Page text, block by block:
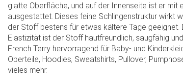
glatte Oberfläche, und auf der Innenseite ist er mit
ausgestattet. Dieses feine Schlingenstruktur wirkt
der Stoff bestens für etwas kältere Tage geeignet.
Elastizität ist der Stoff hautfreundlich, saugfähig
French Terry hervorragend für Baby- und
Oberteile, Hoodies, Sweatshirts, Pullover,
vieles mehr.